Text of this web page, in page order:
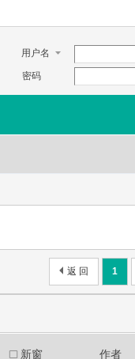
用户名
密码
1
返 回
新窗 作者